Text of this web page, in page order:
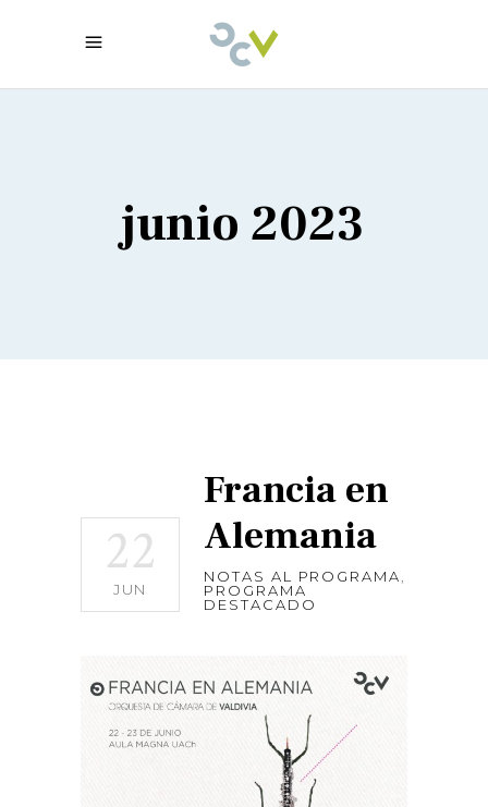
junio 2023
22
JUN
Francia en
Alemania
NOTAS AL PROGRAMA
PROGRAMA
DESTACADO